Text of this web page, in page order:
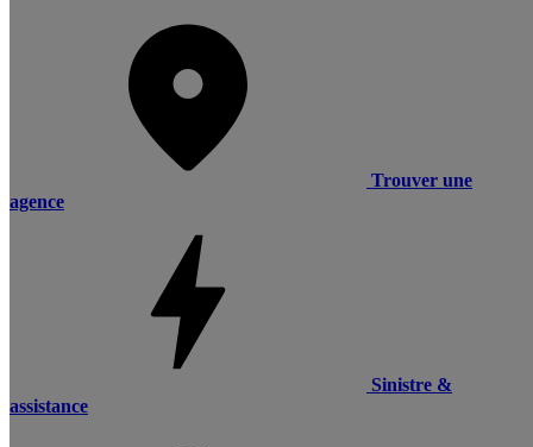
Trouver une
agence
Sinistre &
assistance